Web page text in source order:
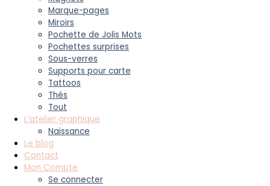
Marque-pages
Miroirs
Pochette de Jolis Mots
Pochettes surprises
Sous-verres
Supports pour carte
Tattoos
Thés
Tout
L’atelier graphique
Naissance
Le blog
Contact
Mon Compte
Se connecter